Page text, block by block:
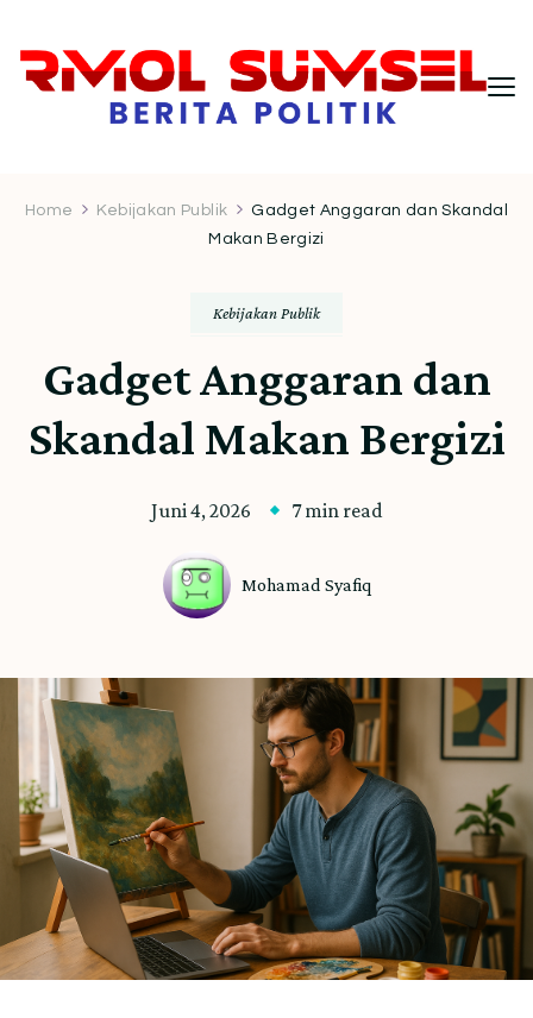
Indonesia untuk Pembaca Kritis
Home Kebijakan Publik
Gadget Anggaran dan Skandal
Makan Bergizi
Kebijakan Publik
Gadget Anggaran dan
Skandal Makan Bergizi
Juni 4, 2026 7 min read
Mohamad Syafiq